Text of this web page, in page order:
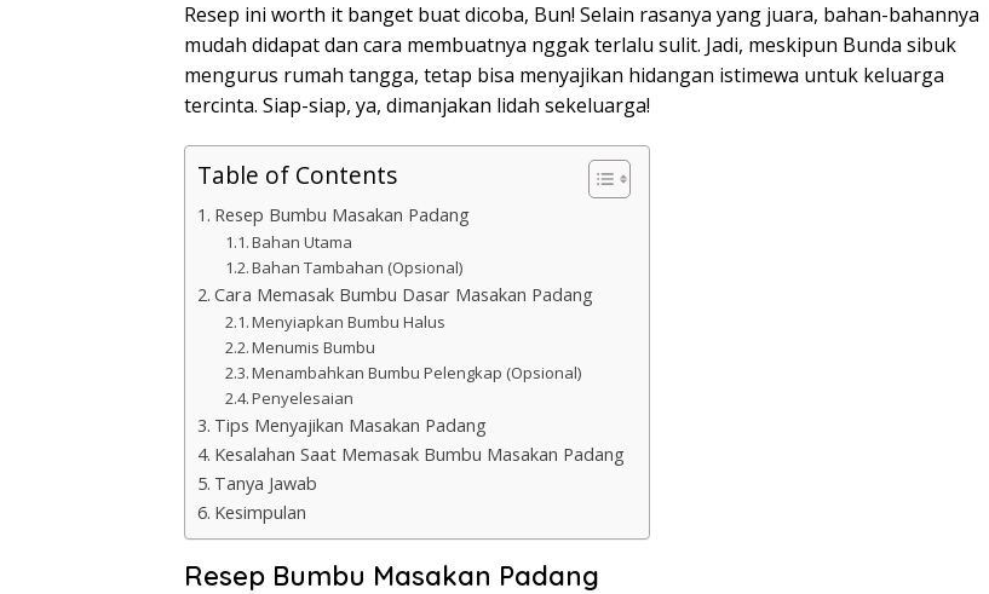
Resep ini worth it banget buat dicoba, Bun! Selain rasanya yang juara, bahan-bahannya
mudah didapat dan cara membuatnya nggak terlalu sulit. Jadi, meskipun Bunda sibuk
mengurus rumah tangga, tetap bisa menyajikan hidangan istimewa untuk keluarga
tercinta. Siap-siap, ya, dimanjakan lidah sekeluarga!
Table of Contents
Resep Bumbu Masakan Padang
Bahan Utama
Bahan Tambahan (Opsional)
Cara Memasak Bumbu Dasar Masakan Padang
Menyiapkan Bumbu Halus
Menumis Bumbu
Menambahkan Bumbu Pelengkap (Opsional)
Penyelesaian
Tips Menyajikan Masakan Padang
Kesalahan Saat Memasak Bumbu Masakan Padang
Tanya Jawab
Kesimpulan
Resep Bumbu Masakan Padang